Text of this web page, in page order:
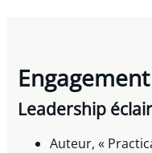
Engagement
Leadership
Auteur, «